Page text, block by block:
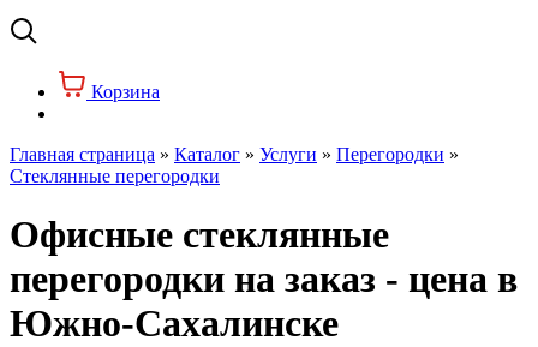
Корзина
Главная страница » Каталог » Услуги » Перегородки »
Стеклянные перегородки
Офисные стеклянные
перегородки на заказ - цена в
Южно-Сахалинске